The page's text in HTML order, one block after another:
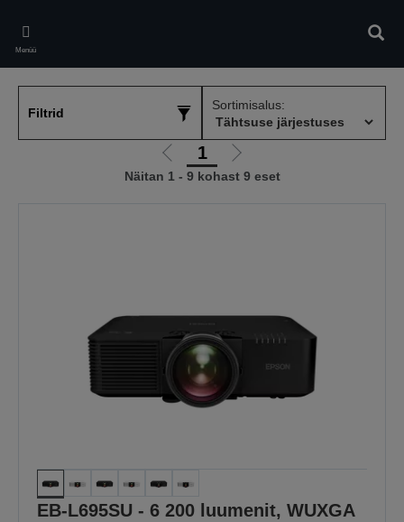
main
content
Menüü
Filtrid
Sortimisalus:
Liigu
eelmisele
1
Liigu
järgmisele
Näitan 1 - 9 kohast 9 eset
EB-L695SU - 6 200 luumenit, WUXGA